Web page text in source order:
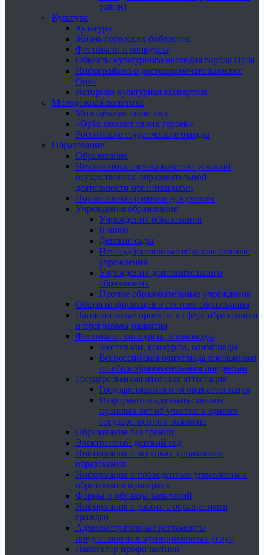
район)
Культура
Культура
Жизнь городских библиотек
Фестивали и конкурсы
Объекты культурного наследия города Орла
Инфографика о достопримечательностях
Орла
Историко-культурная экспертиза
Молодёжная политика
Молодёжная политика
«Орёл помнит своих героев»
Российские студенческие отряды
Образование
Образование
Независимая оценка качества условий
осуществления образовательной
деятельности организациями
Нормативно-правовые документы
Учреждения образования
Учреждения образования
Школы
Детские сады
Негосударственные образовательные
учреждения
Учреждения дополнительного
образования
Прочие образовательные учреждения
Общая информация о системе образования
Национальные проекты в сфере образования
и программы развития
Фестивали, конкурсы, олимпиады
Фестивали, конкурсы, олимпиады
Всероссийская олимпиада школьников
по общеобразовательным предметам
Государственная итоговая аттестация
Государственная итоговая аттестация
Информация для выпускников
прошлых лет об участии в едином
государственном экзамене
Образование без границ
Электронный детский сад
Информация о закупках управления
образования
Информация о проведенных управлением
образования проверках
Формы и образцы заявлений
Информация о работе с обращениями
граждан
Административные регламенты
предоставления муниципальных услуг
Навигатор профилактики